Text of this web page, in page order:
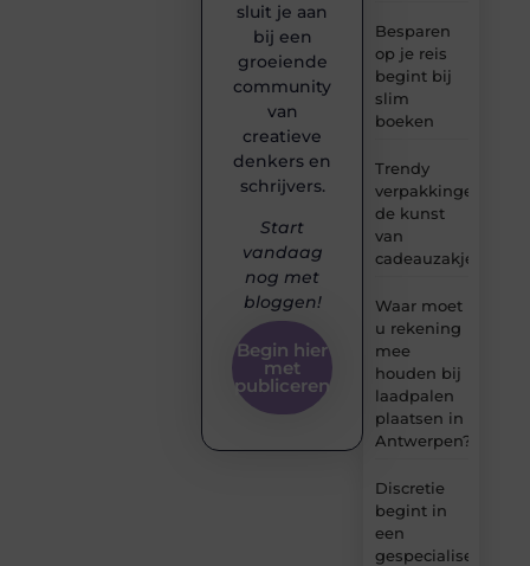
Besparen
op je reis
begint bij
slim
boeken
Trendy
verpakkingen:
de kunst
van
cadeauzakjes
Waar moet
u rekening
mee
houden bij
laadpalen
plaatsen in
Antwerpen?
Discretie
begint in
een
gespecialiseerde
sluit je aan
bij een
groeiende
community
van
creatieve
denkers en
schrijvers.
Start
vandaag
nog met
bloggen!
Begin hier
met
publiceren